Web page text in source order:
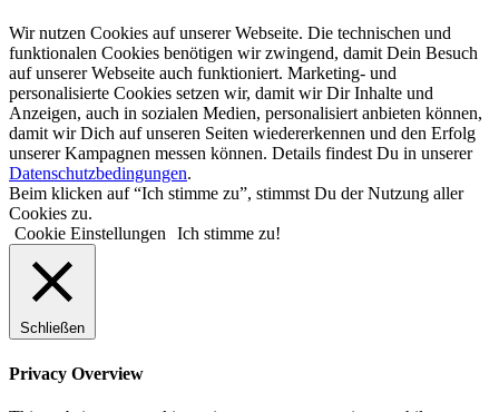
Wir nutzen Cookies auf unserer Webseite. Die technischen und
funktionalen Cookies benötigen wir zwingend, damit Dein Besuch
auf unserer Webseite auch funktioniert. Marketing- und
personalisierte Cookies setzen wir, damit wir Dir Inhalte und
Anzeigen, auch in sozialen Medien, personalisiert anbieten können,
damit wir Dich auf unseren Seiten wiedererkennen und den Erfolg
unserer Kampagnen messen können. Details findest Du in unserer
Datenschutzbedingungen.
Beim klicken auf “Ich stimme zu”, stimmst Du der Nutzung aller
Cookies zu.
Cookie Einstellungen
Ich stimme zu!
Schließen
Privacy Overview